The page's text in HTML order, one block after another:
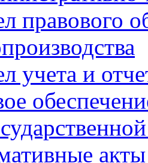
правового
учета и
акты